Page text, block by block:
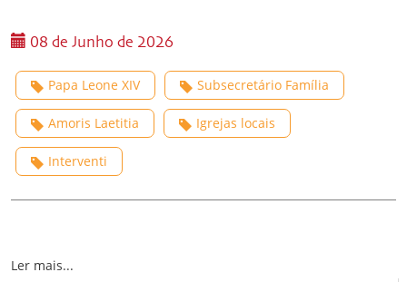
08 de Junho de 2026
Papa Leone XIV Subsecretário Família
Amoris Laetitia Igrejas locais
Interventi
Ler mais...